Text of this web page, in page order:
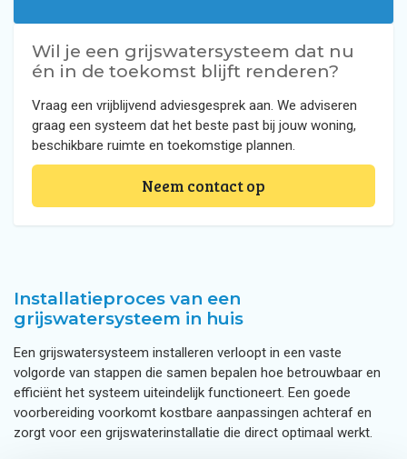
Wil je een grijswatersysteem dat nu
én in de toekomst blijft renderen?
Vraag een vrijblijvend adviesgesprek aan. We adviseren
graag een systeem dat het beste past bij jouw woning,
beschikbare ruimte en toekomstige plannen.
Neem contact op
Installatieproces van een
grijswatersysteem in huis
Een grijswatersysteem installeren verloopt in een vaste
volgorde van stappen die samen bepalen hoe betrouwbaar en
efficiënt het systeem uiteindelijk functioneert. Een goede
voorbereiding voorkomt kostbare aanpassingen achteraf en
zorgt voor een grijswaterinstallatie die direct optimaal werkt.